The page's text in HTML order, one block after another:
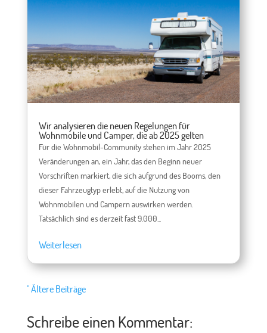
Wir analysieren die neuen Regelungen für
Wohnmobile und Camper, die ab 2025 gelten
Für die Wohnmobil-Community stehen im Jahr 2025
Veränderungen an, ein Jahr, das den Beginn neuer
Vorschriften markiert, die sich aufgrund des Booms, den
dieser Fahrzeugtyp erlebt, auf die Nutzung von
Wohnmobilen und Campern auswirken werden.
Tatsächlich sind es derzeit fast 9.000...
Weiterlesen
" Ältere Beiträge
Schreibe einen Kommentar: